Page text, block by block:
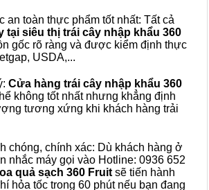
an toàn thực phẩm tốt nhất: Tất cả
tại siêu thị trái cây nhập khẩu 360
gốc rõ ràng và được kiểm định thực
USDA,...
Cửa hàng trái cây nhập khẩu 360
không tốt nhất nhưng khẳng định
tương xứng khi khách hàng trải
chóng, chính xác: Dù khách hàng ở
nhắc máy gọi vào Hotline: 0936 652
quả sạch 360 Fruit sẽ tiến hành
hỏa tốc trong 60 phút nếu bạn đang